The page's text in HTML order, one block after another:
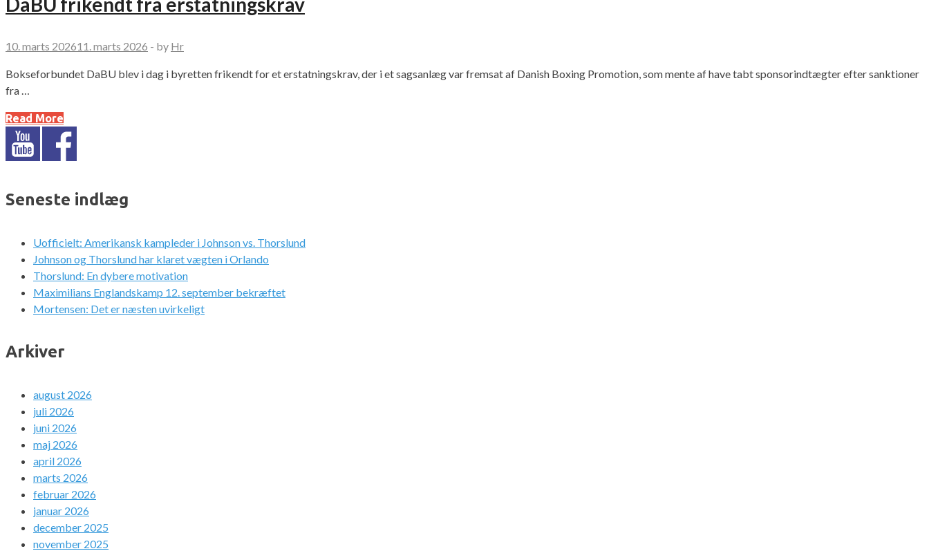
10. marts 202611. marts 2026 - by Hr
Bokseforbundet DaBU blev i dag i byretten frikendt for et erstatningskrav, der i et sagsanlæg var fremsat af Danish Boxing Promotion, som mente af have tabt sponsorindtægter efter sanktioner
fra …
Read More
Seneste indlæg
Uofficielt: Amerikansk kampleder i Johnson vs. Thorslund
Johnson og Thorslund har klaret vægten i Orlando
Thorslund: En dybere motivation
Maximilians Englandskamp 12. september bekræftet
Mortensen: Det er næsten uvirkeligt
Arkiver
august 2026
juli 2026
juni 2026
maj 2026
april 2026
marts 2026
februar 2026
januar 2026
december 2025
november 2025